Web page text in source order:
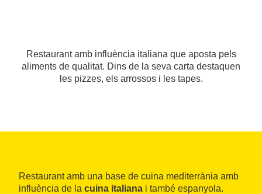
Restaurant amb influència italiana que aposta pels
aliments de qualitat. Dins de la seva carta destaquen
les pizzes, els arrossos i les tapes.
Restaurant amb una base de cuina mediterrània amb
influència de la cuina italiana i també espanyola.